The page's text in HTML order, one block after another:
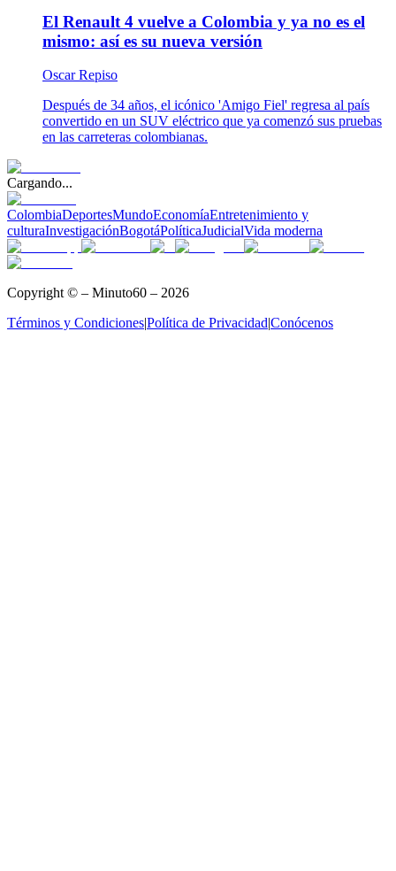
El Renault 4 vuelve a Colombia y ya no es el
mismo: así es su nueva versión
Oscar Repiso
Después de 34 años, el icónico 'Amigo Fiel' regresa al país
convertido en un SUV eléctrico que ya comenzó sus pruebas
en las carreteras colombianas.
Cargando...
ColombiaDeportesMundoEconomíaEntretenimiento y
culturaInvestigaciónBogotáPolíticaJudicialVida moderna
Copyright © – Minuto60 – 2026
Términos y Condiciones|Política de Privacidad|Conócenos